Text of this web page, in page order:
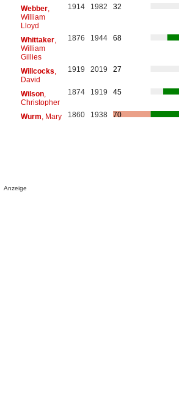
Webber,
William
Lloyd
1914 1982 32
Whittaker,
William
Gillies
1876 1944 68
Willcocks
David
1919 2019 27
Wilson,
Christopher
1874 1919 45
Wurm , Mary 1860 1938 70
Anzeige